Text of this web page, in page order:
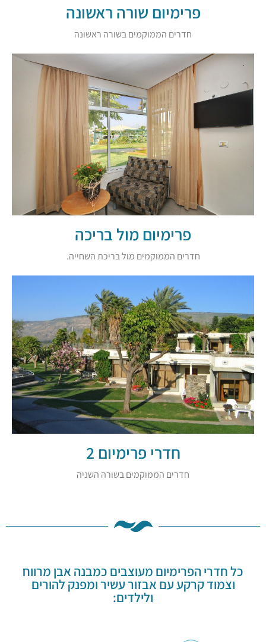
פרימיום שורה ראשונה
חדרים הממוקמים בשורה ראשונה
פרימיום מול בריכה
חדרים הממוקמים מול בריכת השחייה.
חדרי פרימיום 2
חדרים הממוקמים בשורה השניה
כל חדרי הפרימיום מעוצבים כמבנה אבן מרווח
וצמוד קרקע עם אבזור עשיר ומפנק להורים
ולילדים: